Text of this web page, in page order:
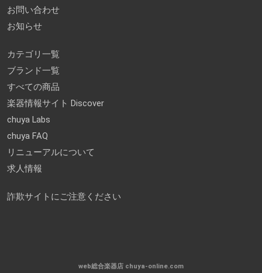
お問い合わせ
お知らせ
カテゴリ一覧
ブランド一覧
すべての商品
楽器情報サイト Discover
chuya Labs
chuya FAQ
リニューアルについて
求人情報
詐欺サイトにご注意ください
web総合楽器店 chuya-online.com